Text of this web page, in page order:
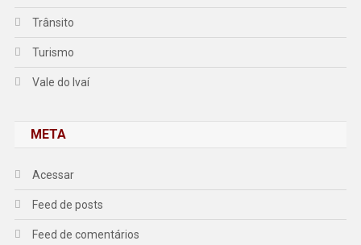
Trânsito
Turismo
Vale do Ivaí
META
Acessar
Feed de posts
Feed de comentários